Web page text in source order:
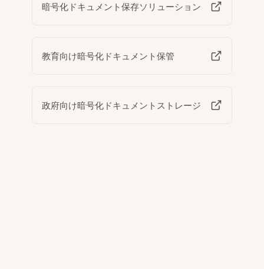
暗号化ドキュメント保存ソリューション
教育向け暗号化ドキュメント保管
政府向け暗号化ドキュメントストレージ